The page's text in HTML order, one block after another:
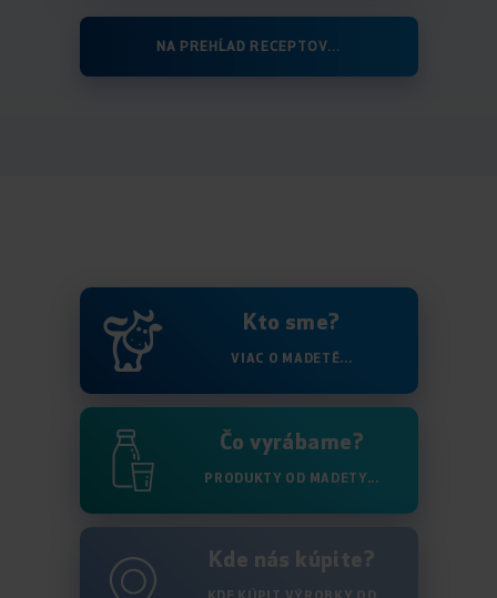
NA PREHĹAD RECEPTOV...
Kto sme?
VIAC O MADETĚ...
Čo vyrábame?
PRODUKTY OD MADETY...
Kde nás kúpite?